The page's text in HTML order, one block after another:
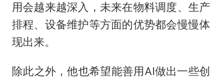
用会越来越深入，未来在物料调度、生产
排程、设备维护等方面的优势都会慢慢体
现出来。
除此之外，他也希望能善用AI做出一些创